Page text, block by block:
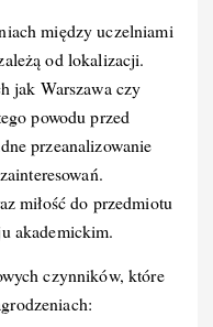
między uczelniami
od lokalizacji.
jak Warszawa czy
powodu przed
przeanalizowanie
miłość do przedmiotu
akademickim.
czynników, które